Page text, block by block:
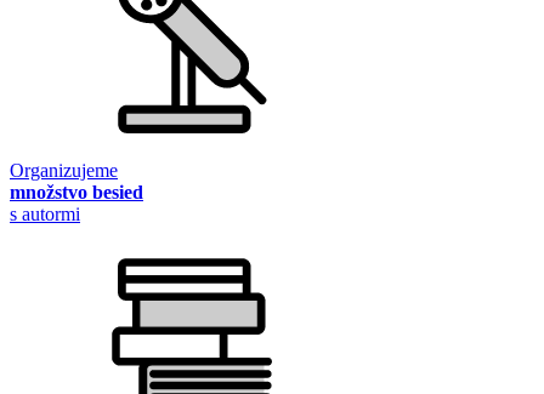
Organizujeme
množstvo besied
s autormi